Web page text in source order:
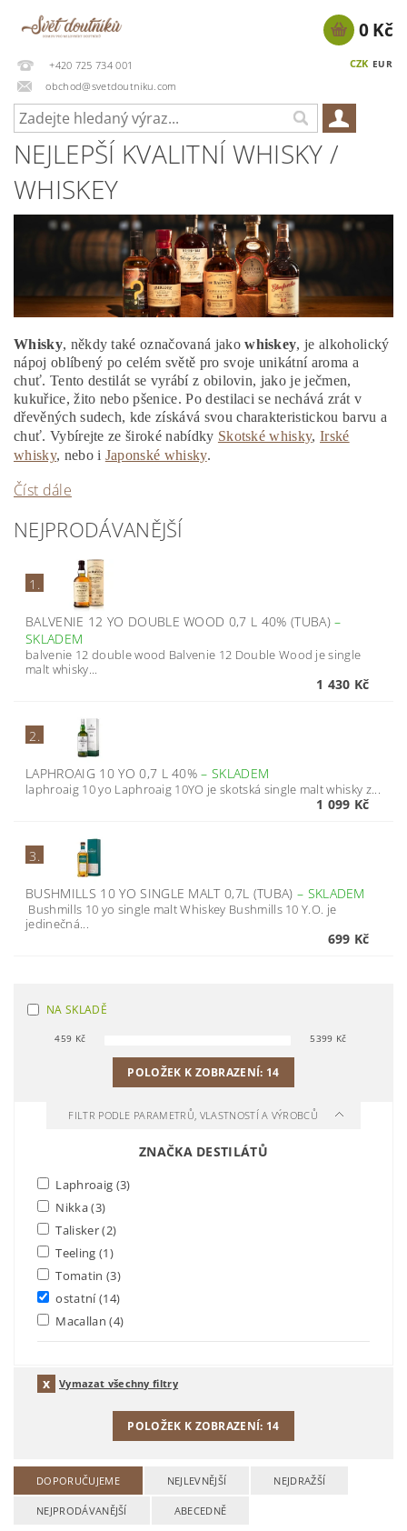
+420 725 734 001
obchod@svetdoutniku.com
CZK EUR
0 Kč
NEJLEPŠÍ KVALITNÍ WHISKY /
WHISKEY
Whisky, někdy také označovaná jakowhiskey, je alkoholický
nápoj oblíbený po celém světě pro svoje unikátní aroma a
chuť. Tento destilát se vyrábí z obilovin, jako je ječmen,
kukuřice, žito nebo pšenice. Po destilaci se nechává zrát v
dřevěných sudech, kde získává svou charakteristickou barvu a
chuť. Vybírejte ze široké nabídky Skotské whisky,Irské
whisky, nebo i Japonské whisky.
Číst dále
NEJPRODÁVANĚJŠÍ
1.
BALVENIE 12 YO DOUBLE WOOD 0,7 L 40% (TUBA)–
SKLADEM
balvenie 12 double wood Balvenie 12 Double Wood je single
malt whisky...
1 430 Kč
2.
LAPHROAIG 10 YO 0,7 L 40%– SKLADEM
laphroaig 10 yo Laphroaig 10YO je skotská single malt whisky z...
1 099 Kč
3.
BUSHMILLS 10 YO SINGLE MALT 0,7L (TUBA) – SKLADEM
Bushmills 10 yo single malt Whiskey Bushmills 10 Y.O. je
jedinečná...
699 Kč
NA SKLADĚ
459 Kč 5399 Kč
POLOŽEK K ZOBRAZENÍ: 14
FILTR PODLE PARAMETRŮ, VLASTNOSTÍ A VÝROBCŮ
ZNAČKA DESTILÁTŮ
Laphroaig (3)
Nikka(3)
Talisker(2)
Teeling (1)
Tomatin (3)
ostatní(14)
Macallan(4)
Vymazat všechny filtry
POLOŽEK K ZOBRAZENÍ: 14
DOPORUČUJEME NEJLEVNĚJŠÍ NEJDRAŽŠÍ
NEJPRODÁVANĚJŠÍ ABECEDNĚ